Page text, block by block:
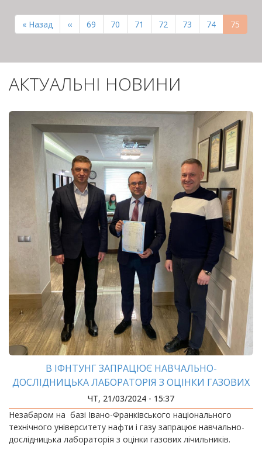
СТОРІНКИ
Перша
сторінка
« Назад
Попередня
сторінка
‹‹ Page
69 Page
70 Page
71 Page
72 Page
73 Page
74 75
АКТУАЛЬНІ НОВИНИ
В ІФНТУНГ ЗАПРАЦЮЄ НАВЧАЛЬНО-
ДОСЛІДНИЦЬКА ЛАБОРАТОРІЯ З ОЦІНКИ ГАЗОВИХ
ЛІЧИЛЬНИКІВ
ЧТ, 21/03/2024 - 15:37
Незабаром на базі Івано-Франківського національного
технічного університету нафти і газу запрацює навчально-
дослідницька лабораторія з оцінки газових лічильників.